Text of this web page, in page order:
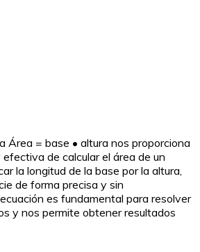
Área = base • altura nos proporciona
de calcular el área de un
la longitud de la base por la altura,
de forma precisa y sin
es fundamental para resolver
y nos permite obtener resultados